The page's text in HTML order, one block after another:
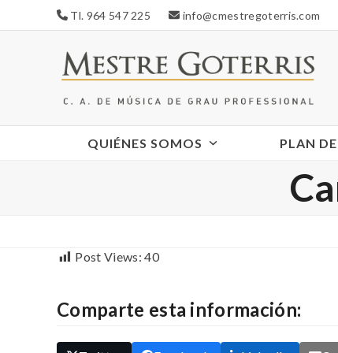
to
Tl. 964 547 225 info@cmestregoterris.com
QUIÉNES SOMOS PLAN
Post Views: 40
Comparte esta información: